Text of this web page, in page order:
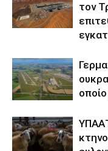
τον